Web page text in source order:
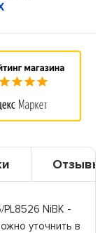
Отзывы
NiBK -
уточнить в